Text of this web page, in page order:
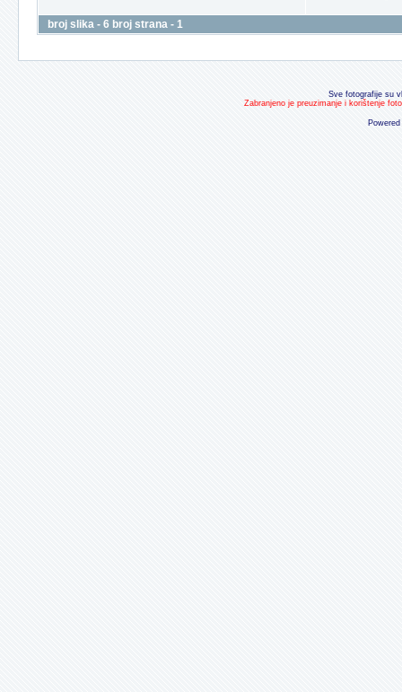
broj slika - 6 broj strana - 1
Sve fotografije su
Zabranjeno je preuzimanje i korištenje